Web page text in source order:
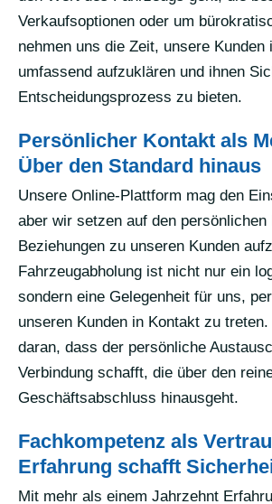
Verkaufsoptionen oder um
nehmen uns die Zeit, unsere Kunden
umfassend aufzuklären und ihnen
Entscheidungsprozess zu bieten.
Persönlicher Kontakt als
Über den Standard hinaus
Unsere Online-Plattform mag den
aber wir setzen auf den persönlichen
Beziehungen zu unseren Kunden
Fahrzeugabholung ist nicht nur ein
sondern eine Gelegenheit für uns,
unseren Kunden in Kontakt zu
daran, dass der persönliche
Verbindung schafft, die über den
Geschäftsabschluss hinausgeht.
Fachkompetenz als
Erfahrung schafft
Mit mehr als einem Jahrzehnt